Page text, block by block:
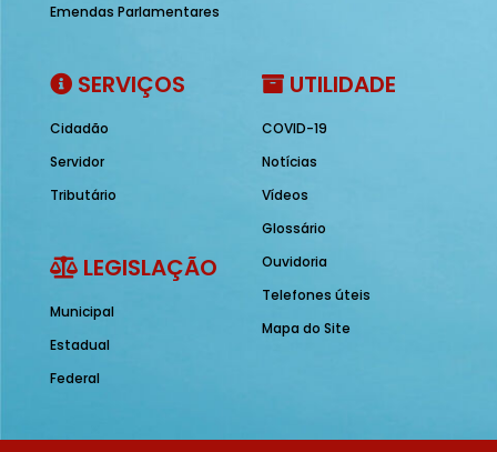
Emendas Parlamentares
SERVIÇOS
Cidadão
Servidor
Tributário
LEGISLAÇÃO
Municipal
Estadual
Federal
UTILIDADE
COVID-19
Notícias
Vídeos
Glossário
Ouvidoria
Telefones úteis
Mapa do Site